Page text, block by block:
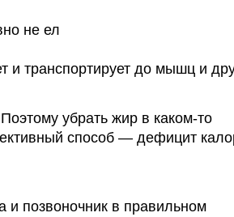
не ел
и транспортирует до мышц и
убрать жир в каком-то
способ — дефицит
позвоночник в правильном